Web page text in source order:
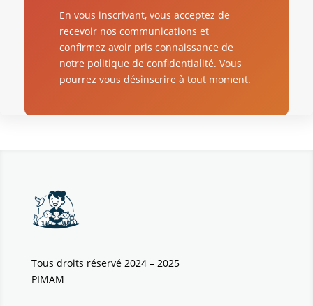
En vous inscrivant, vous acceptez de
recevoir nos communications et
confirmez avoir pris connaissance de
notre politique de confidentialité. Vous
pourrez vous désinscrire à tout moment.
Tous droits réservé 2024 – 2025
PIMAM